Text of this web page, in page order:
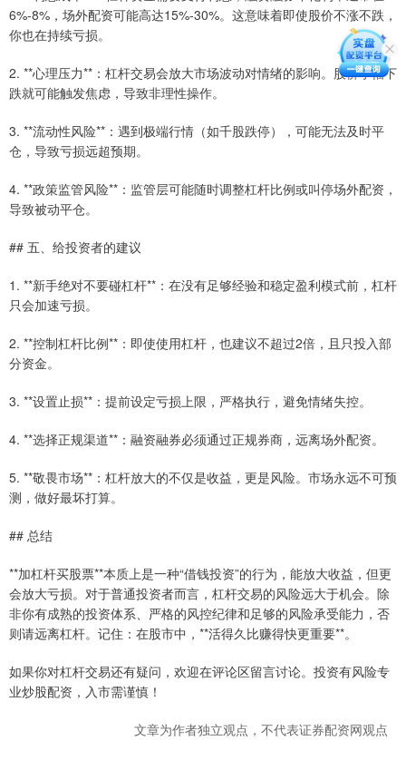
6%-8%，场外配资可能高达15%-30%。这意味着即使股价不涨不跌，
你也在持续亏损。
2. **心理压力**：杠杆交易会放大市场波动对情绪的影响。股价小幅下
跌就可能触发焦虑，导致非理性操作。
3. **流动性风险**：遇到极端行情（如千股跌停），可能无法及时平
仓，导致亏损远超预期。
4. **政策监管风险**：监管层可能随时调整杠杆比例或叫停场外配资，
导致被动平仓。
## 五、给投资者的建议
1. **新手绝对不要碰杠杆**：在没有足够经验和稳定盈利模式前，杠杆
只会加速亏损。
2. **控制杠杆比例**：即使使用杠杆，也建议不超过2倍，且只投入部
分资金。
3. **设置止损**：提前设定亏损上限，严格执行，避免情绪失控。
4. **选择正规渠道**：融资融券必须通过正规券商，远离场外配资。
5. **敬畏市场**：杠杆放大的不仅是收益，更是风险。市场永远不可预
测，做好最坏打算。
## 总结
**加杠杆买股票**本质上是一种“借钱投资”的行为，能放大收益，但更
会放大亏损。对于普通投资者而言，杠杆交易的风险远大于机会。除
非你有成熟的投资体系、严格的风控纪律和足够的风险承受能力，否
则请远离杠杆。记住：在股市中，**活得久比赚得快更重要**。
如果你对杠杆交易还有疑问，欢迎在评论区留言讨论。投资有风险专
业炒股配资，入市需谨慎！
文章为作者独立观点，不代表证券配资网观点